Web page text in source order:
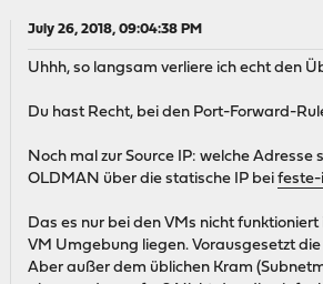
July 26, 2018, 09:04:38 PM
Uhhh, so langsam verliere ich echt den
Du hast Recht, bei den Port-Forward-
Noch mal zur Source IP: welche
OLDMAN über die statische IP bei
Das es nur bei den VMs nicht
VM Umgebung liegen. Vorausgesetzt
Aber außer dem üblichen Kram